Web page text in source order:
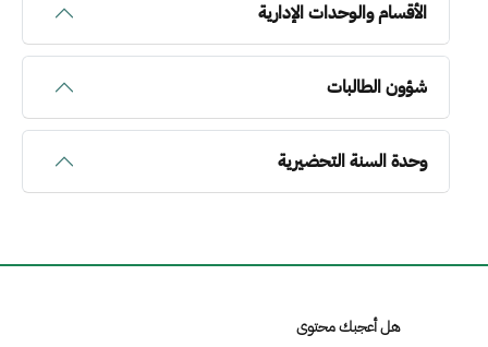
الأقسام والوحدات الإدارية
شؤون الطالبات
وحدة السنة التحضيرية
هل أعجبك محتوى